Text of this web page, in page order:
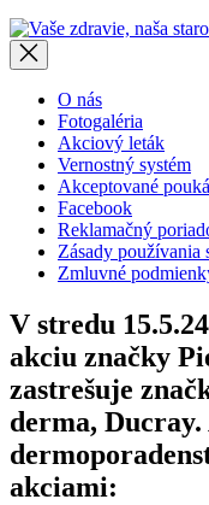
O nás
Fotogaléria
Akciový leták
Vernostný systém
Akceptované
Facebook
Reklamačný
Zásady
Zmluvné
V stredu
akciu značky
zastrešuje
derma, Ducray.
akciami: